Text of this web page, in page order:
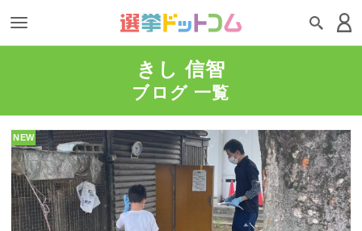
きし 信智
ブログ 一覧
NEW